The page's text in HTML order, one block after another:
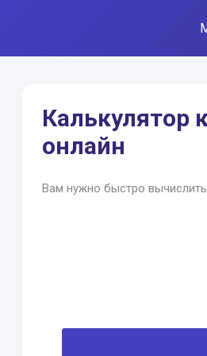
Калькулятор
онлайн
Вам нужно быстро